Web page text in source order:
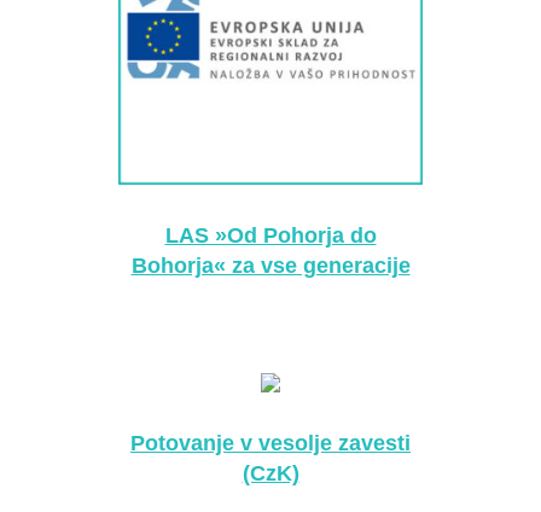
LAS »Od Pohorja do
Bohorja« za vse generacije
Potovanje v vesolje zavesti
(CzK)